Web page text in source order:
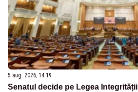
5 aug. 2026, 14:19
Senatul decide pe Legea Integrității